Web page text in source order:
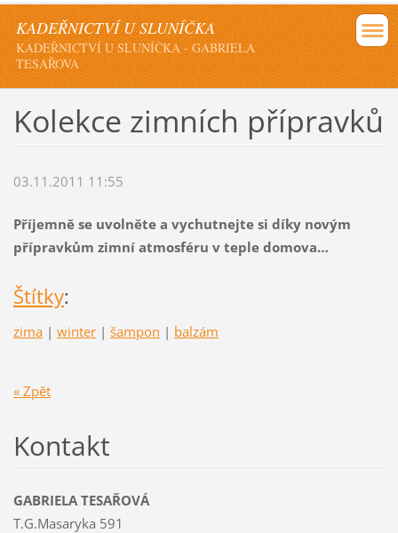
KADEŘNICTVÍ U SLUNÍČKA
KADEŘNICTVÍ U SLUNÍČKA - GABRIELA
TESAŘOVÁ
Kolekce zimních přípravků
03.11.2011 11:55
Příjemně se uvolněte a vychutnejte si díky novým
přípravkům zimní atmosféru v teple domova…
Štítky:
zima | winter | šampon | balzám
« Zpět
Kontakt
GABRIELA TESAŘOVÁ
T.G.Masaryka 591